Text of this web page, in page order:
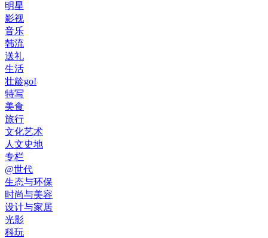
明星
影视
音乐
韩流
送礼
生活
壮龄go!
特写
美食
旅行
文化艺术
人文史地
专栏
@世代
生态与环保
时尚与美容
设计与家居
光影
科玩